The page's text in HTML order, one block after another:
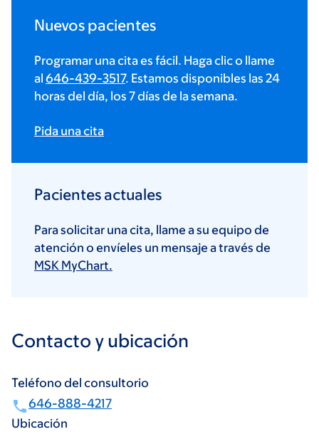
Nuevos pacientes
Programar una cita es fácil. Haga clic o llame
al 646-439-3517. Estamos disponibles las 24
horas del día, los 7 días de la semana.
Pida una cita
Pacientes actuales
Para solicitar una cita, llame a su equipo de
atención o envíeles un mensaje a través de
MSK MyChart.
Contacto y ubicación
Teléfono del consultorio
646-888-4217
Ubicación